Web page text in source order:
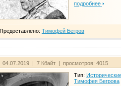
подробнее
Предоставлено: Тимофей Бегров
04.07.2019 | 7 Кбайт | просмотров: 4015
Тип:
Тимофея Бегрова